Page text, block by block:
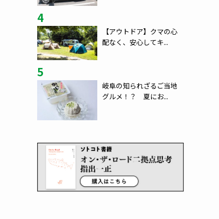
4
【アウトドア】クマの心
配なく、安心してキ...
5
岐阜の知られざるご当地
グルメ！？ 夏にお...